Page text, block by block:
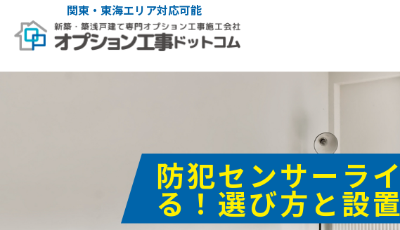
関東・東海エリア対応可能
防犯センサーラ
る！選び方と設